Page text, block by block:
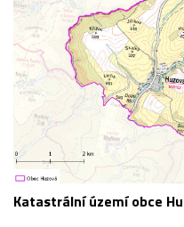
Katastrální území obce